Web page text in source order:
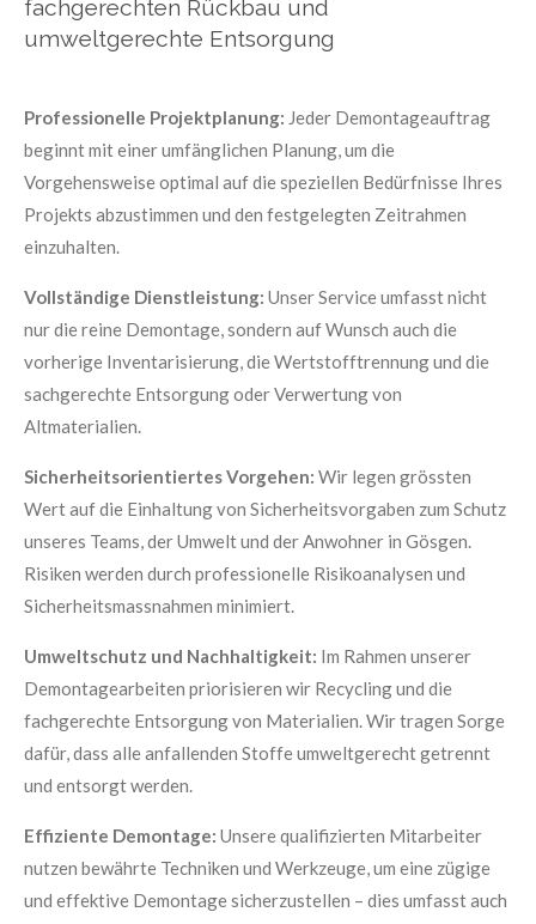
fachgerechten Rückbau und
umweltgerechte Entsorgung
Professionelle Projektplanung: Jeder Demontageauftrag
beginnt mit einer umfänglichen Planung, um die
Vorgehensweise optimal auf die speziellen Bedürfnisse Ihres
Projekts abzustimmen und den festgelegten Zeitrahmen
einzuhalten.
Vollständige Dienstleistung: Unser Service umfasst nicht
nur die reine Demontage, sondern auf Wunsch auch die
vorherige Inventarisierung, die Wertstofftrennung und die
sachgerechte Entsorgung oder Verwertung von
Altmaterialien.
Sicherheitsorientiertes Vorgehen: Wir legen grössten
Wert auf die Einhaltung von Sicherheitsvorgaben zum Schutz
unseres Teams, der Umwelt und der Anwohner in Gösgen.
Risiken werden durch professionelle Risikoanalysen und
Sicherheitsmassnahmen minimiert.
Umweltschutz und Nachhaltigkeit: Im Rahmen unserer
Demontagearbeiten priorisieren wir Recycling und die
fachgerechte Entsorgung von Materialien. Wir tragen Sorge
dafür, dass alle anfallenden Stoffe umweltgerecht getrennt
und entsorgt werden.
Effiziente Demontage: Unsere qualifizierten Mitarbeiter
nutzen bewährte Techniken und Werkzeuge, um eine zügige
und effektive Demontage sicherzustellen – dies umfasst auch